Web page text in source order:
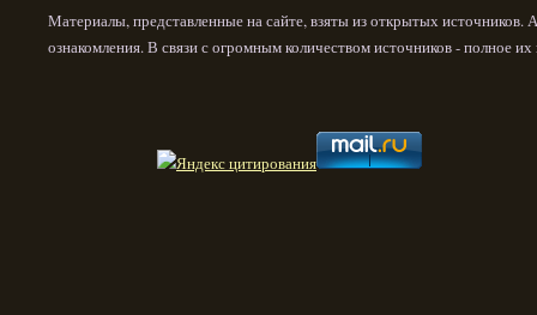
Материалы, представленные на сайте, взяты из открытых
ознакомления. В связи с огромным количеством источников - полное